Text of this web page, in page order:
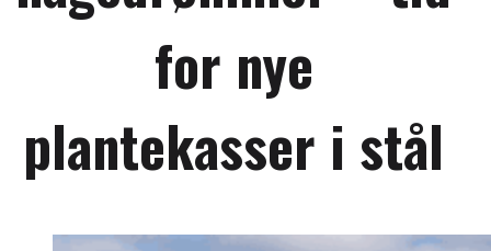
for nye
plantekasser i stål